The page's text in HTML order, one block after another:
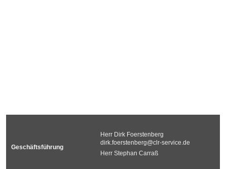
Geschäftsführung
Herr Dirk Foerstenberg
dirk.foerstenberg@clr-service.de
Herr Stephan Carraß